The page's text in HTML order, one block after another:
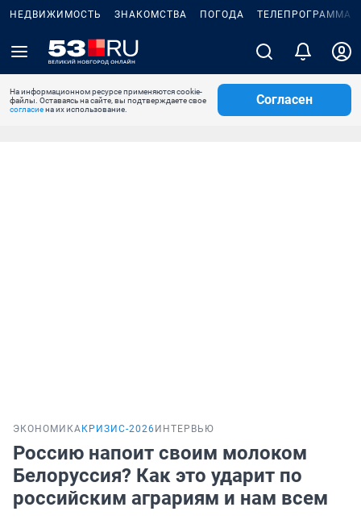
НЕДВИЖИМОСТЬ ЗНАКОМСТВА ПОГОДА ТЕЛЕПРОГРАММА
На информационном ресурсе применяются cookie-
файлы. Оставаясь на сайте, вы подтверждаете свое
согласиена их использование.
Согласен
ЭКОНОМИКА КРИЗИС-2026 ИНТЕРВЬЮ
Россию напоит своим молоком
Белоруссия? Как это ударит по
российским аграриям и нам всем